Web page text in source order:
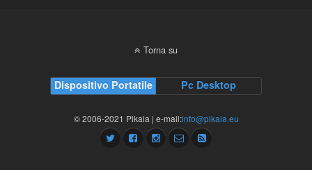
Torna su
Dispositivo Portatile Pc Desktop
© 2006-2021 Pikaia | e-mail:info@pikaia.eu